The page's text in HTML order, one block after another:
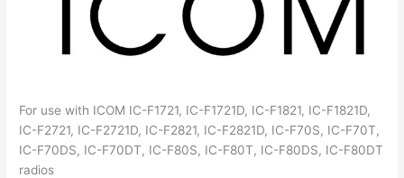
For use with ICOM IC-F1721, IC-F1721D, IC-F1821, IC-F1821D,
IC-F2721, IC-F2721D, IC-F2821, IC-F2821D, IC-F70S, IC-F70T,
IC-F70DS, IC-F70DT, IC-F80S, IC-F80T, IC-F80DS, IC-F80DT
radios